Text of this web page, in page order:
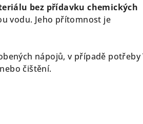
bez přídavku chemických
vodu. Jeho přítomnost je
nápojů, v případě potřeby
čištění.